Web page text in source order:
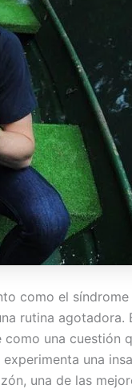
como el
rutina agotadora.
una cuestión
una
una de las